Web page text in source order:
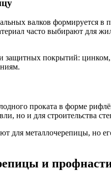
валков
часто выбирают для
защитных покрытий:
проката в форме
но и для строительства
для металлочерепицы, но
и